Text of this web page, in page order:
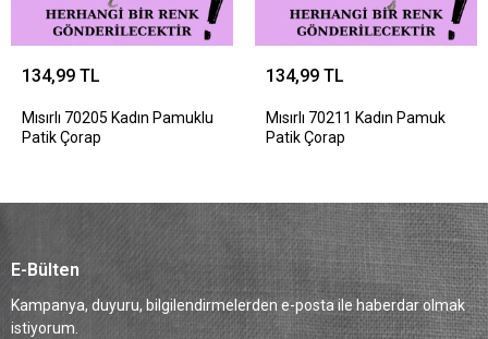
134,99 TL
Mısırlı 70205 Kadın Pamuklu
Patik Çorap
134,99 TL
Mısırlı 70211 Kadın Pamuk
Patik Çorap
E-Bülten
Kampanya, duyuru, bilgilendirmelerden e-posta ile haberdar olmak
istiyorum.